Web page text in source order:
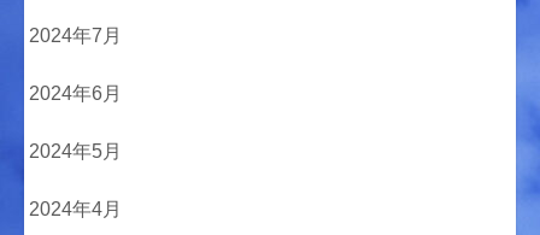
2024年7月
2024年6月
2024年5月
2024年4月